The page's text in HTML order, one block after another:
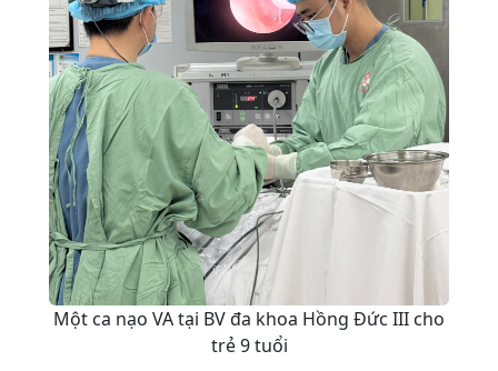
Một ca nạo VA tại BV đa khoa Hồng Đức III cho
trẻ 9 tuổi